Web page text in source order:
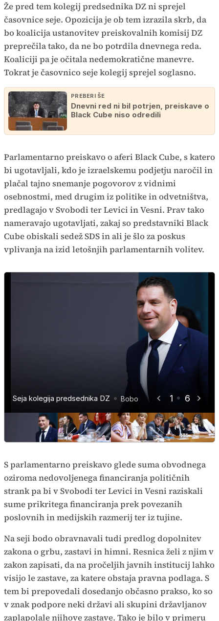
Že pred tem kolegij predsednika DZ ni sprejel
časovnice seje. Opozicija je ob tem izrazila skrb, da
bo koalicija ustanovitev preiskovalnih komisij DZ
preprečila tako, da ne bo potrdila dnevnega reda.
Koaliciji pa je očitala nedemokratične manevre.
Tokrat je časovnico seje kolegij sprejel soglasno.
PREBERI ŠE
Dnevni red ni bil potrjen, preiskave o
Black Cube niso odredili
Parlamentarno preiskavo o aferi Black Cube, s katero
bi ugotavljali, kdo je izraelskemu podjetju naročil in
plačal tajno snemanje pogovorov z vidnimi
osebnostmi, med drugim iz politike in odvetništva,
predlagajo v Svobodi ter Levici in Vesni. Prav tako
nameravajo ugotavljati, zakaj so predstavniki Black
Cube obiskali sedež SDS in ali je šlo za poskus
vplivanja na izid letošnjih parlamentarnih volitev.
1 6
Seja kolegija predsednika DZ Bobo
Seja kolegija predsednika DZ Bobo
Seja kolegija predsednika DZ Bobo
Seja kolegija predsednika DZ Bobo
Seja kolegija predsednika DZ Bobo
Seja kolegija predsednika DZ Bobo
S parlamentarno preiskavo glede suma obvodnega
oziroma nedovoljenega financiranja političnih
strank pa bi v Svobodi ter Levici in Vesni raziskali
sume prikritega financiranja prek povezanih
poslovnih in medijskih razmerij ter iz tujine.
Na seji bodo obravnavali tudi predlog dopolnitev
zakona o grbu, zastavi in himni. Resnica želi z njim v
zakon zapisati, da na pročeljih javnih institucij lahko
visijo le zastave, za katere obstaja pravna podlaga. S
tem bi prepovedali dosedanjo občasno prakso, ko so
v znak podpore neki državi ali skupini državljanov
zaplapolale njihove zastave. Tako je bilo v primeru